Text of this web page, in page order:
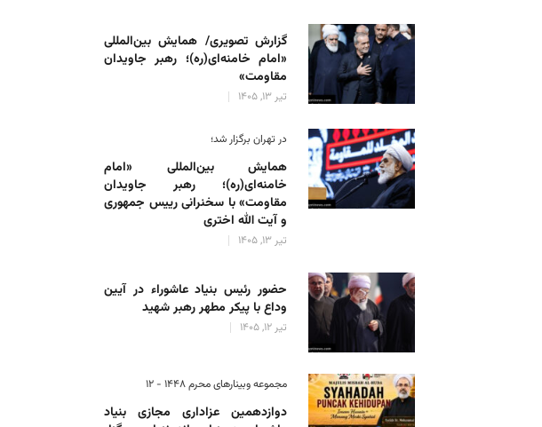
گزارش تصویری/ همایش بین‌المللی
«امام خامنه‌ای(ره)؛ رهبر جاویدان
مقاومت»
تیر 13, 1405
در تهران برگزار شد؛
همایش بین‌المللی «امام
خامنه‌ای(ره)؛ رهبر جاویدان
مقاومت» با سخنرانی رییس جمهوری
و آیت الله اختری
تیر 13, 1405
حضور رئیس‌ بنیاد عاشوراء در آیین
وداع با پیکر مطهر رهبر شهید
تیر 12, 1405
مجموعه وبینارهای محرم 1448 - 12
دوازدهمین عزاداری مجازی بنیاد